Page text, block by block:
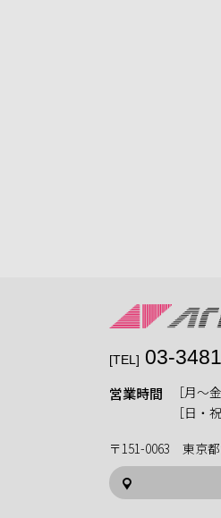
[TEL] 03-
営業時間
［月〜
［日
〒151-0063 東京